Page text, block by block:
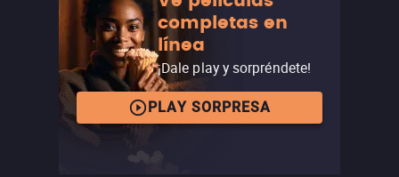
completas en
línea
¡Dale play y sorpréndete!
PLAY SORPRESA